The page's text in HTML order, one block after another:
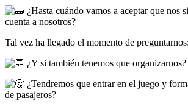
¿Hasta cuándo vamos a aceptar que nos
cuenta a nosotros?
Tal vez ha llegado el momento de preguntarnos:
¿Y si también tenemos que organizarnos?
¿Tendremos que entrar en el juego y
de pasajeros?